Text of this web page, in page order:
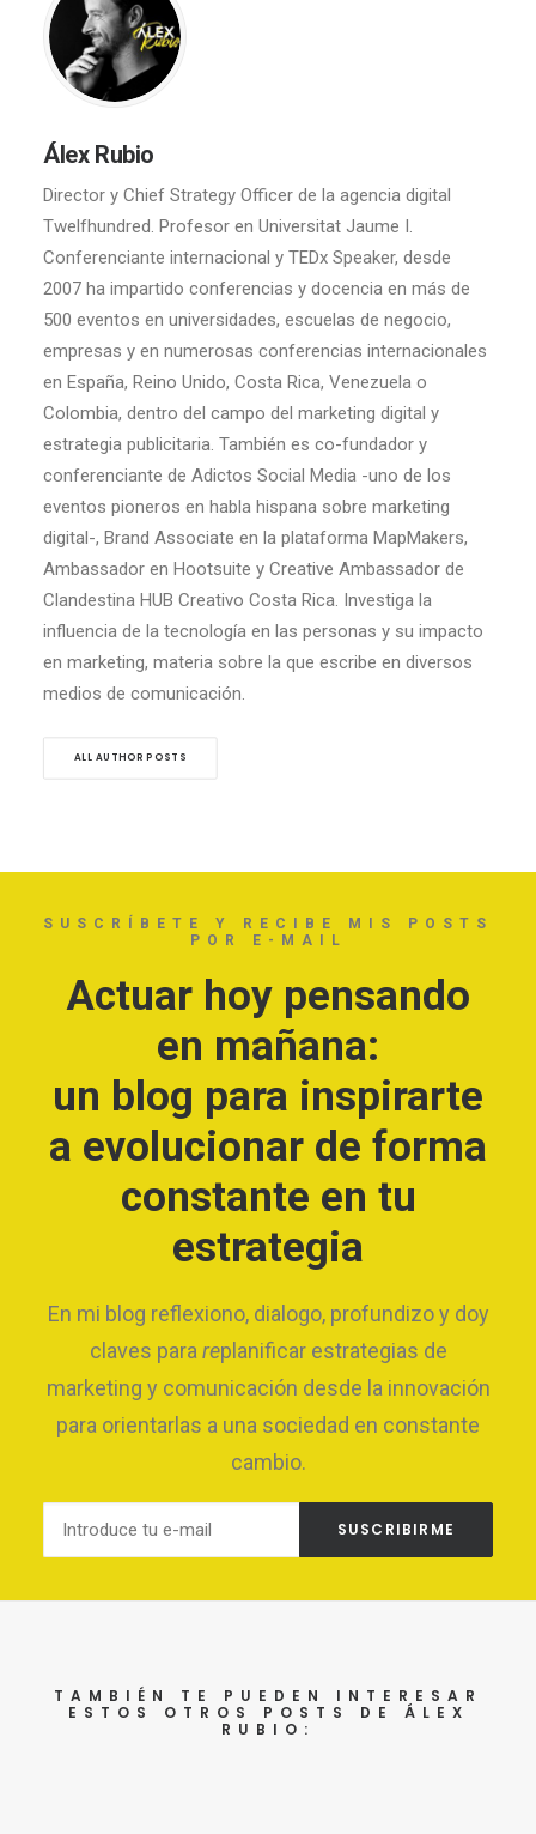
Álex Rubio
Director y Chief Strategy Officer de la agencia digital
Twelfhundred. Profesor en Universitat Jaume I.
Conferenciante internacional y TEDx Speaker, desde
2007 ha impartido conferencias y docencia en más de
500 eventos en universidades, escuelas de negocio,
empresas y en numerosas conferencias internacionales
en España, Reino Unido, Costa Rica, Venezuela o
Colombia, dentro del campo del marketing digital y
estrategia publicitaria. También es co-fundador y
conferenciante de Adictos Social Media -uno de los
eventos pioneros en habla hispana sobre marketing
digital-, Brand Associate en la plataforma MapMakers,
Ambassador en Hootsuite y Creative Ambassador de
Clandestina HUB Creativo Costa Rica. Investiga la
influencia de la tecnología en las personas y su impacto
en marketing, materia sobre la que escribe en diversos
medios de comunicación.
ALL AUTHOR POSTS
SUSCRÍBETE Y RECIBE MIS POSTS
POR E-MAIL
Actuar hoy pensando
en mañana:
un blog para inspirarte
a evolucionar de forma
constante en tu
estrategia
En mi blog reflexiono, dialogo, profundizo y doy
claves para replanificar estrategias de
marketing y comunicación desde la innovación
para orientarlas a una sociedad en constante
cambio.
TAMBIÉN TE PUEDEN INTERESAR
ESTOS OTROS POSTS DE ÁLEX
RUBIO: